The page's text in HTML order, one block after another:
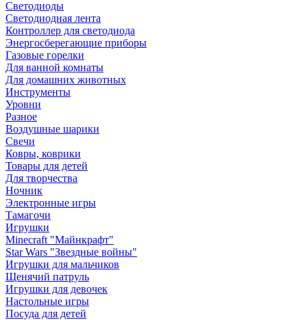
Светодиоды
Светодиодная лента
Контроллер для светодиода
Энергосберегающие приборы
Газовые горелки
Для ванной комнаты
Для домашних животных
Инструменты
Уровни
Разное
Воздушные шарики
Свечи
Ковры, коврики
Товары для детей
Для творчества
Ночник
Электронные игры
Тамагочи
Игрушки
Minecraft "Майнкрафт"
Star Wars "Звездные войны"
Игрушки для мальчиков
Щенячий патруль
Игрушки для девочек
Настольные игры
Посуда для детей